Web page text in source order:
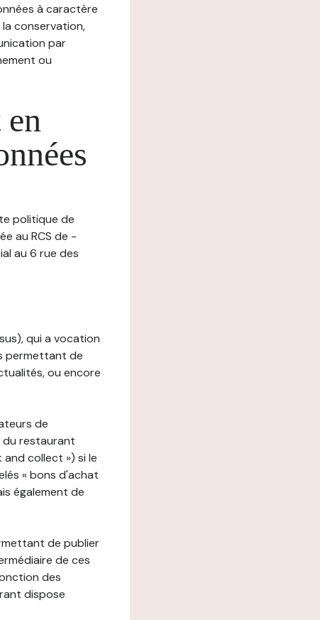
à caractère
conservation,
par
ou
politique de
au RCS de -
au 6 rue des
qui a vocation
permettant de
ou encore
de
restaurant
collect ») si le
« bons d'achat
également de
de publier
de ces
des
dispose